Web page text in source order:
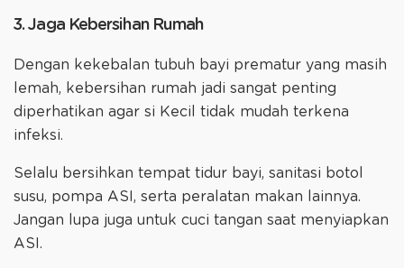
3. Jaga Kebersihan Rumah
Dengan kekebalan tubuh bayi prematur yang masih
lemah, kebersihan rumah jadi sangat penting
diperhatikan agar si Kecil tidak mudah terkena
infeksi.
Selalu bersihkan tempat tidur bayi, sanitasi botol
susu, pompa ASI, serta peralatan makan lainnya.
Jangan lupa juga untuk cuci tangan saat menyiapkan
ASI.